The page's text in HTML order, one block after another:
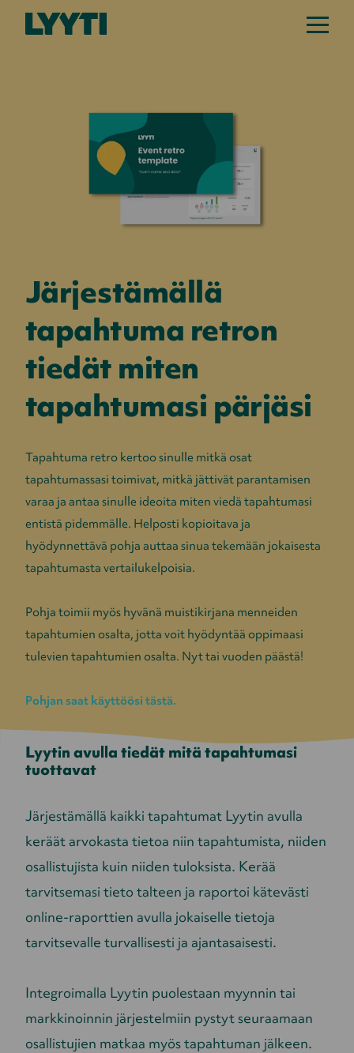
Järjestämällä
tapahtuma retron
tiedät miten
tapahtumasi pärjäsi
Tapahtuma retro kertoo sinulle mitkä osat
tapahtumassasi toimivat, mitkä jättivät parantamisen
varaa ja antaa sinulle ideoita miten viedä tapahtumasi
entistä pidemmälle. Helposti kopioitava ja
hyödynnettävä pohja auttaa sinua tekemään jokaisesta
tapahtumasta vertailukelpoisia.
Pohja toimii myös hyvänä muistikirjana menneiden
tapahtumien osalta, jotta voit hyödyntää oppimaasi
tulevien tapahtumien osalta. Nyt tai vuoden päästä!
Pohjan saat käyttöösi tästä.
Lyytin avulla tiedät mitä tapahtumasi
tuottavat
Järjestämällä kaikki tapahtumat Lyytin avulla
keräät arvokasta tietoa niin tapahtumista, niiden
osallistujista kuin niiden tuloksista. Kerää
tarvitsemasi tieto talteen ja raportoi kätevästi
online-raporttien avulla jokaiselle tietoja
tarvitsevalle turvallisesti ja ajantasaisesti.
Integroimalla Lyytin puolestaan myynnin tai
markkinoinnin järjestelmiin pystyt seuraamaan
osallistujien matkaa myös tapahtuman jälkeen.